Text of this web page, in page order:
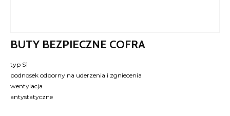
BUTY BEZPIECZNE COFRA
typ S1
podnosek odporny na uderzenia i zgniecenia
wentylacja
antystatyczne